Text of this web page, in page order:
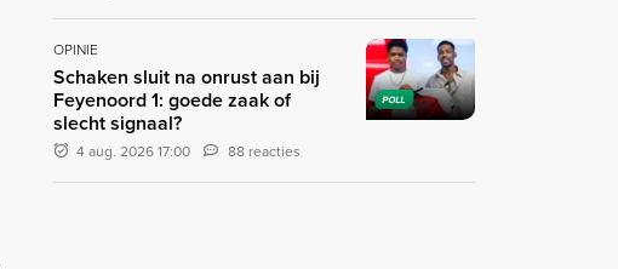
POLL
OPINIE
Schaken sluit na onrust aan bij
Feyenoord 1: goede zaak of
slecht signaal?
4 aug. 2026 17:00 88 reacties